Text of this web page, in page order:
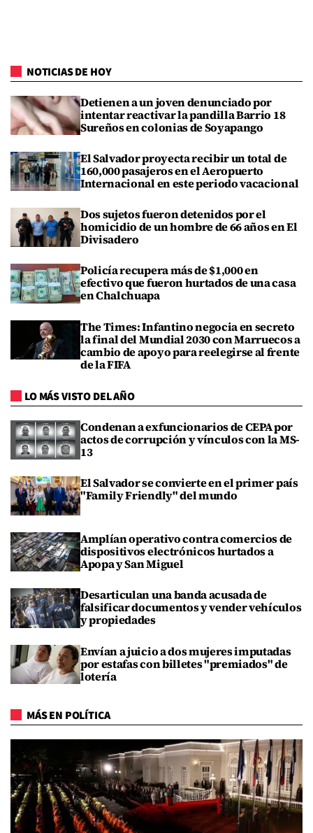
NOTICIAS DE HOY
Detienen a un joven denunciado por
intentar reactivar la pandilla Barrio 18
Sureños en colonias de Soyapango
El Salvador proyecta recibir un total de
160,000 pasajeros en el Aeropuerto
Internacional en este periodo vacacional
Dos sujetos fueron detenidos por el
homicidio de un hombre de 66 años en El
Divisadero
Policía recupera más de $1,000 en
efectivo que fueron hurtados de una casa
en Chalchuapa
The Times: Infantino negocia en secreto
la final del Mundial 2030 con Marruecos a
cambio de apoyo para reelegirse al frente
de la FIFA
LO MÁS VISTO DEL AÑO
Condenan a exfuncionarios de CEPA por
actos de corrupción y vínculos con la MS-
13
El Salvador se convierte en el primer país
"Family Friendly" del mundo
Amplían operativo contra comercios de
dispositivos electrónicos hurtados a
Apopa y San Miguel
Desarticulan una banda acusada de
falsificar documentos y vender vehículos
y propiedades
Envían a juicio a dos mujeres imputadas
por estafas con billetes "premiados" de
lotería
MÁS EN POLÍTICA